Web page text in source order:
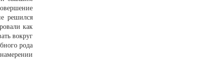
решился
как
вокруг
рода